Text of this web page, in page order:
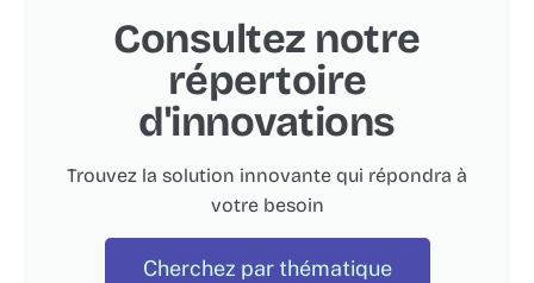
Consultez notre
répertoire
d'innovations
Trouvez la solution innovante qui répondra à
votre besoin
Cherchez par thématique